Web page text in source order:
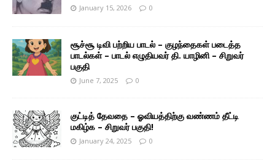
January 15, 2026 0
சூச்சூ டிவி பற்றிய பாடல் – குழந்தைகள் படைத்த
பாடல்கள் – பாடல் எழுதியவர் தி. யாழினி – சிறுவர்
பகுதி
June 7, 2025 0
குட்டித் தேவதை – ஓவியத்திற்கு வண்ணம் தீட்டி
மகிழ்க – சிறுவர் பகுதி!
January 24, 2025 0